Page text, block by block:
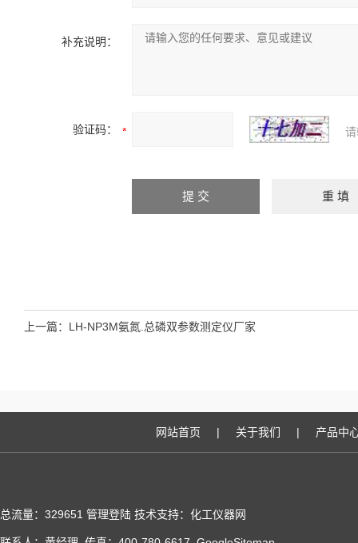
补充说明：
验证码：
上一篇： LH-NP3M氨氮.总磷双参数测定仪厂家
网站首页 | 关于我们 | 产品中
总流量：329651 管理登陆 技术支持：化工仪器网